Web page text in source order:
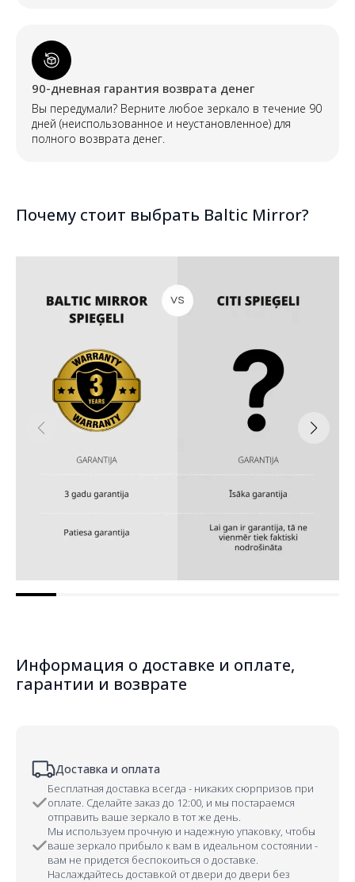
90-дневная гарантия возврата денег
Вы передумали? Верните любое зеркало в течение 90
дней (неиспользованное и неустановленное) для
полного возврата денег.
Почему стоит выбрать Baltic Mirror?
Информация о доставке и оплате,
гарантии и возврате
Доставка и оплата
Бесплатная доставка всегда - никаких сюрпризов при
оплате. Сделайте заказ до 12:00, и мы постараемся
отправить ваше зеркало в тот же день.
Мы используем прочную и надежную упаковку, чтобы
ваше зеркало прибыло к вам в идеальном состоянии -
вам не придется беспокоиться о доставке.
Наслаждайтесь доставкой от двери до двери без